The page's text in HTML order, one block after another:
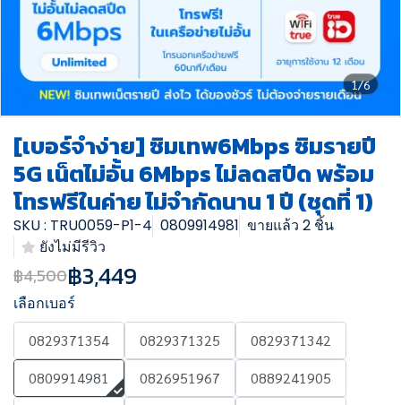
1/6
[เบอร์จำง่าย] ซิมเทพ6Mbps ซิมรายปี
5G เน็ตไม่อั้น 6Mbps ไม่ลดสปีด พร้อม
โทรฟรีในค่าย ไม่จำกัดนาน 1 ปี (ชุดที่ 1)
SKU : TRU0059-P1-4 0809914981 ขายแล้ว 2 ชิ้น
ยังไม่มีรีวิว
฿4,500฿3,449
เลือกเบอร์
0829371354 0829371325
0829371342
0809914981
0826951967
0889241905